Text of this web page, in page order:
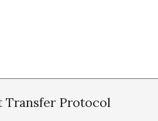
Transfer Protocol